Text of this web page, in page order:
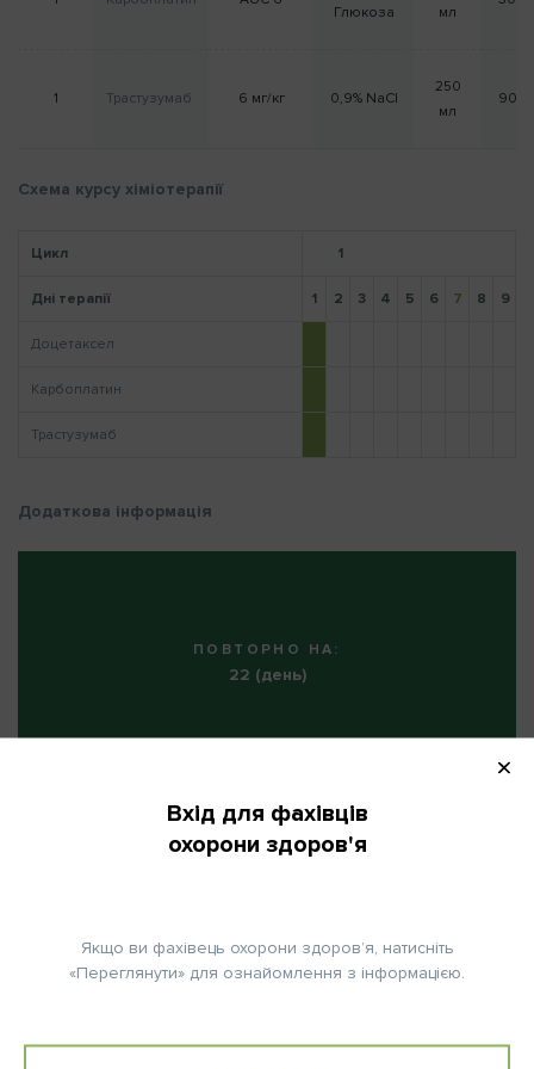
Глюкоза
мл
1 Трастузумаб 6 мг/кг 0,9% NaCl
250
мл
90
Схема курсу хіміотерапії
Цикл 1
Дні терапії 1 2 3 4 5 6 7 8 9
Доцетаксел
Карбоплатин
Трастузумаб
Додаткова інформація
ПОВТОРНО НА:
22 (день)
Доцетаксел та Карбоплатин протягом 6 циклів.
Вхід для фахівців
охорони здоров'я
Якщо ви фахівець охорони здоров’я, натисніть
«Переглянути» для ознайомлення з інформацією.